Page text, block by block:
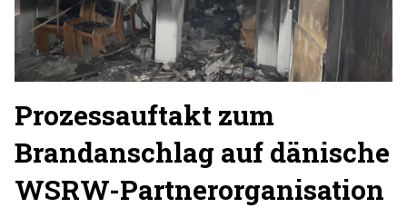
Prozessauftakt zum
Brandanschlag auf dänische
WSRW-Partnerorganisation